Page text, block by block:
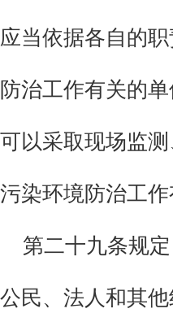
应当依据各自的
防治工作有关的
可以采取现场监
污染环境防治工作
第二十九条规定
公民、法人和其